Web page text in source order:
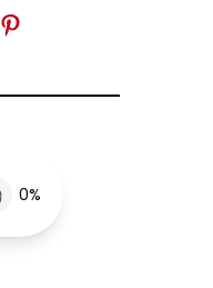
Threads
Share on Pinterest
0%